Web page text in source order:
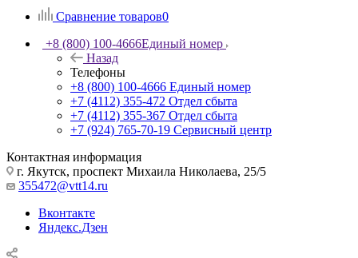
Сравнение товаров0
+8 (800) 100-4666Единый номер
Назад
Телефоны
+8 (800) 100-4666 Единый номер
+7 (4112) 355-472 Отдел сбыта
+7 (4112) 355-367 Отдел сбыта
+7 (924) 765-70-19 Сервисный центр
Контактная информация
г. Якутск, проспект Михаила Николаева, 25/5
355472@vtt14.ru
Вконтакте
Яндекс.Дзен